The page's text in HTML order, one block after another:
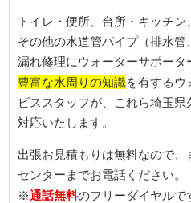
トイレ・便所、台所・キッチン
その他の水道管パイプ（排水
漏れ修理にウォーターサポータ
豊富な水周りの知識を有するウ
ビススタッフが、これら埼玉
対応いたします。
出張お見積もりは無料なので
センターまでお電話ください。
※通話無料のフリーダイヤルで